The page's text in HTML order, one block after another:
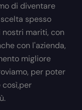
di diventare
spesso
nostri mariti, con
con l'azienda,
migliore
per poter
così,per